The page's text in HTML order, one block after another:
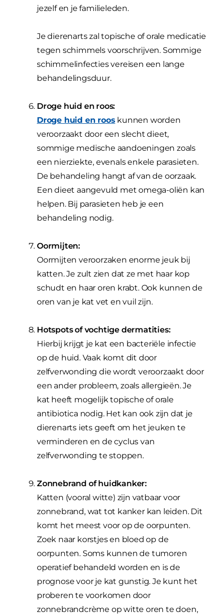
jezelf en je familieleden.
Je dierenarts zal topische of orale medicatie
tegen schimmels voorschrijven. Sommige
schimmelinfecties vereisen een lange
behandelingsduur.
Droge huid en roos:
Droge huid en roos kunnen worden
veroorzaakt door een slecht dieet,
sommige medische aandoeningen zoals
een nierziekte, evenals enkele parasieten.
De behandeling hangt af van de oorzaak.
Een dieet aangevuld met omega-oliën kan
helpen. Bij parasieten heb je een
behandeling nodig.
Oormijten:
Oormijten veroorzaken enorme jeuk bij
katten. Je zult zien dat ze met haar kop
schudt en haar oren krabt. Ook kunnen de
oren van je kat vet en vuil zijn.
Hotspots of vochtige dermatities:
Hierbij krijgt je kat een bacteriële infectie
op de huid. Vaak komt dit door
zelfverwonding die wordt veroorzaakt door
een ander probleem, zoals allergieën. Je
kat heeft mogelijk topische of orale
antibiotica nodig. Het kan ook zijn dat je
dierenarts iets geeft om het jeuken te
verminderen en de cyclus van
zelfverwonding te stoppen.
Zonnebrand of huidkanker:
Katten (vooral witte) zijn vatbaar voor
zonnebrand, wat tot kanker kan leiden. Dit
komt het meest voor op de oorpunten.
Zoek naar korstjes en bloed op de
oorpunten. Soms kunnen de tumoren
operatief behandeld worden en is de
prognose voor je kat gunstig. Je kunt het
proberen te voorkomen door
zonnebrandcrème op witte oren te doen,